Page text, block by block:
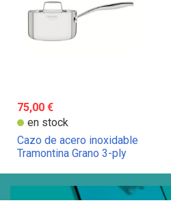
75,00 €
en stock
Cazo de acero inoxidable
Tramontina Grano 3-ply